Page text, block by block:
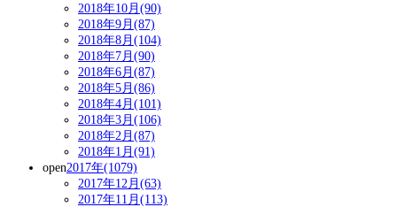
2018年10月(90)
2018年9月(87)
2018年8月(104)
2018年7月(90)
2018年6月(87)
2018年5月(86)
2018年4月(101)
2018年3月(106)
2018年2月(87)
2018年1月(91)
open2017年(1079)
2017年12月(63)
2017年11月(113)